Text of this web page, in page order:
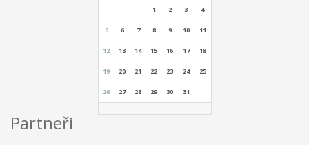
1 2 3 4
5 6 7 8 9 10 11
12 13 14 15 16 17 18
19 20 21 22 23 24 25
26 27 28 29 30 31
Partneři